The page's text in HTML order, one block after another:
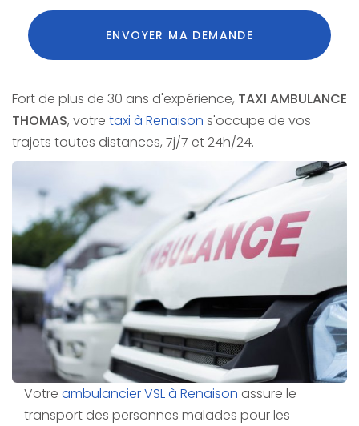
Acceptation
RGPD
*
ENVOYER MA DEMANDE
Fort de plus de 30 ans d'expérience, TAXI AMBULANCE
THOMAS, votre taxi à Renaison s'occupe de vos
trajets toutes distances, 7j/7 et 24h/24.
Votre ambulancier VSL à Renaison assure le
transport des personnes malades pour les